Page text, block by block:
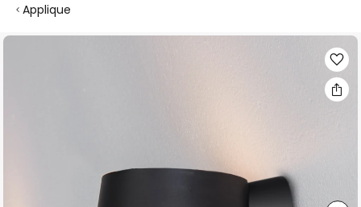
Applique
Vai